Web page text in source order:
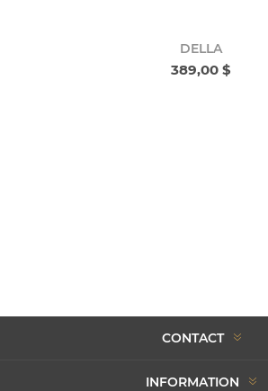
DELLA
389,00 $
CONTACT
INFORMATION